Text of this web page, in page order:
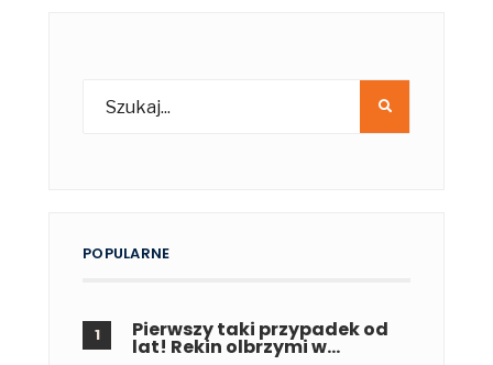
POPULARNE
Pierwszy taki przypadek od
lat! Rekin olbrzymi w…